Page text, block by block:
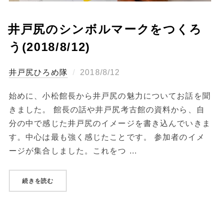
井戸尻のシンボルマークをつくろ
う(2018/8/12)
ひろめ隊
投
日:
2018/8/12
始めに、小松館長から井戸尻の魅力についてお話を聞
きました。 館長の話や井戸尻考古館の資料から、自
分の中で感じた井戸尻のイメージを書き込んでいきま
す。中心は最も強く感じたことです。 参加者のイメ
ージが集合しました。これをつ …
続きを読む